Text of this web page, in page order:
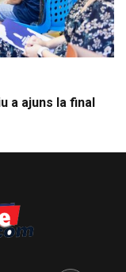
a ajuns la final